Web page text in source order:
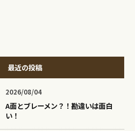
最近の投稿
2026/08/04
A面とブレーメン？！勘違いは面白
い！